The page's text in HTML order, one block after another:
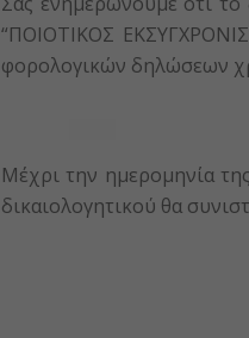
“ΠΟΙΟΤΙΚΟΣ
φορολογικών δηλώσεων
Μέχρι την ημερομηνία
δικαιολογητικού θα